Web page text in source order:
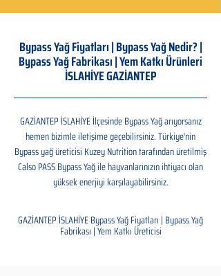
Bypass Yağ Fiyatları | Bypass Yağ Nedir? |
Bypass Yağ Fabrikası | Yem Katkı Ürünleri
İSLAHİYE GAZİANTEP
GAZİANTEP İSLAHİYE İlçesinde Bypass Yağ arıyorsanız
hemen bizimle iletişime geçebilirsiniz. Türkiye'nin
Bypass yağ üreticisi Kuzey Nutrition tarafından üretilmiş
Calso PASS Bypass Yağ ile hayvanlarınızın ihtiyacı olan
yüksek enerjiyi karşılayabilirsiniz.
GAZİANTEP İSLAHİYE Bypass Yağ Fiyatları | Bypass Yağ
Fabrikası | Yem Katkı Üreticisi